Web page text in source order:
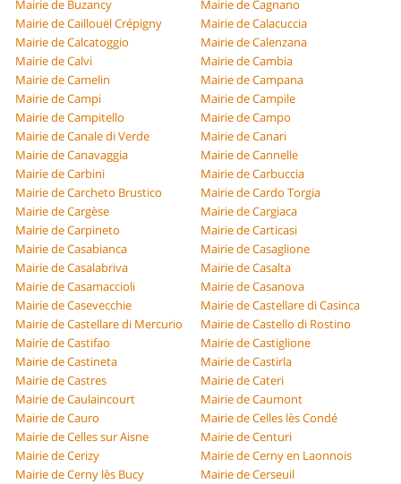
Mairie de Buzancy
Mairie de Cagnano
Mairie de Caillouël Crépigny
Mairie de Calacuccia
Mairie de Calcatoggio
Mairie de Calenzana
Mairie de Calvi
Mairie de Cambia
Mairie de Camelin
Mairie de Campana
Mairie de Campi
Mairie de Campile
Mairie de Campitello
Mairie de Campo
Mairie de Canale di Verde
Mairie de Canari
Mairie de Canavaggia
Mairie de Cannelle
Mairie de Carbini
Mairie de Carbuccia
Mairie de Carcheto Brustico
Mairie de Cardo Torgia
Mairie de Cargèse
Mairie de Cargiaca
Mairie de Carpineto
Mairie de Carticasi
Mairie de Casabianca
Mairie de Casaglione
Mairie de Casalabriva
Mairie de Casalta
Mairie de Casamaccioli
Mairie de Casanova
Mairie de Casevecchie
Mairie de Castellare di Casinca
Mairie de Castellare di Mercurio
Mairie de Castello di Rostino
Mairie de Castifao
Mairie de Castiglione
Mairie de Castineta
Mairie de Castirla
Mairie de Castres
Mairie de Cateri
Mairie de Caulaincourt
Mairie de Caumont
Mairie de Cauro
Mairie de Celles lès Condé
Mairie de Celles sur Aisne
Mairie de Centuri
Mairie de Cerizy
Mairie de Cerny en Laonnois
Mairie de Cerny lès Bucy
Mairie de Cerseuil